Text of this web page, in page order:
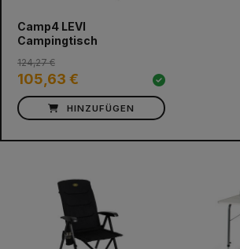
Camp4 LEVI
Campingtisch
105,63 €
124,27 €
HINZUFÜGEN